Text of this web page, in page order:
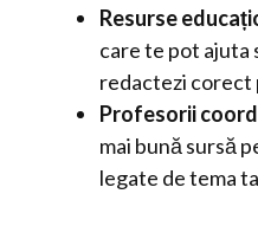
Resurse
care te pot ajuta
redactezi
Profesorii
mai bună sursă
legate de tema